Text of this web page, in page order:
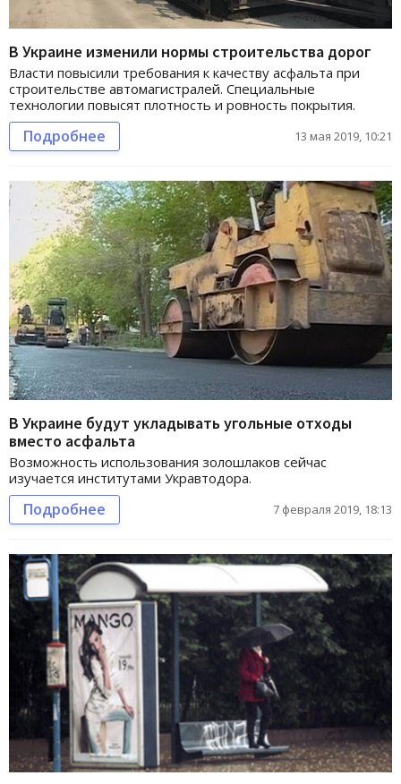
В Украине изменили нормы строительства дорог
Власти повысили требования к качеству асфальта при
строительстве автомагистралей. Специальные
технологии повысят плотность и ровность покрытия.
Подробнее 13 мая 2019, 10:21
В Украине будут укладывать угольные отходы
вместо асфальта
Возможность использования золошлаков сейчас
изучается институтами Укравтодора.
Подробнее 7 февраля 2019, 18:13